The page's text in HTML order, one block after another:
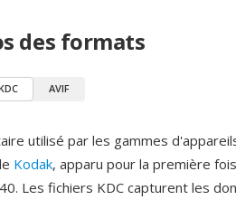
des formats
AVIF
utilisé par les gammes
Kodak, apparu pour la première
Les fichiers KDC capturent les